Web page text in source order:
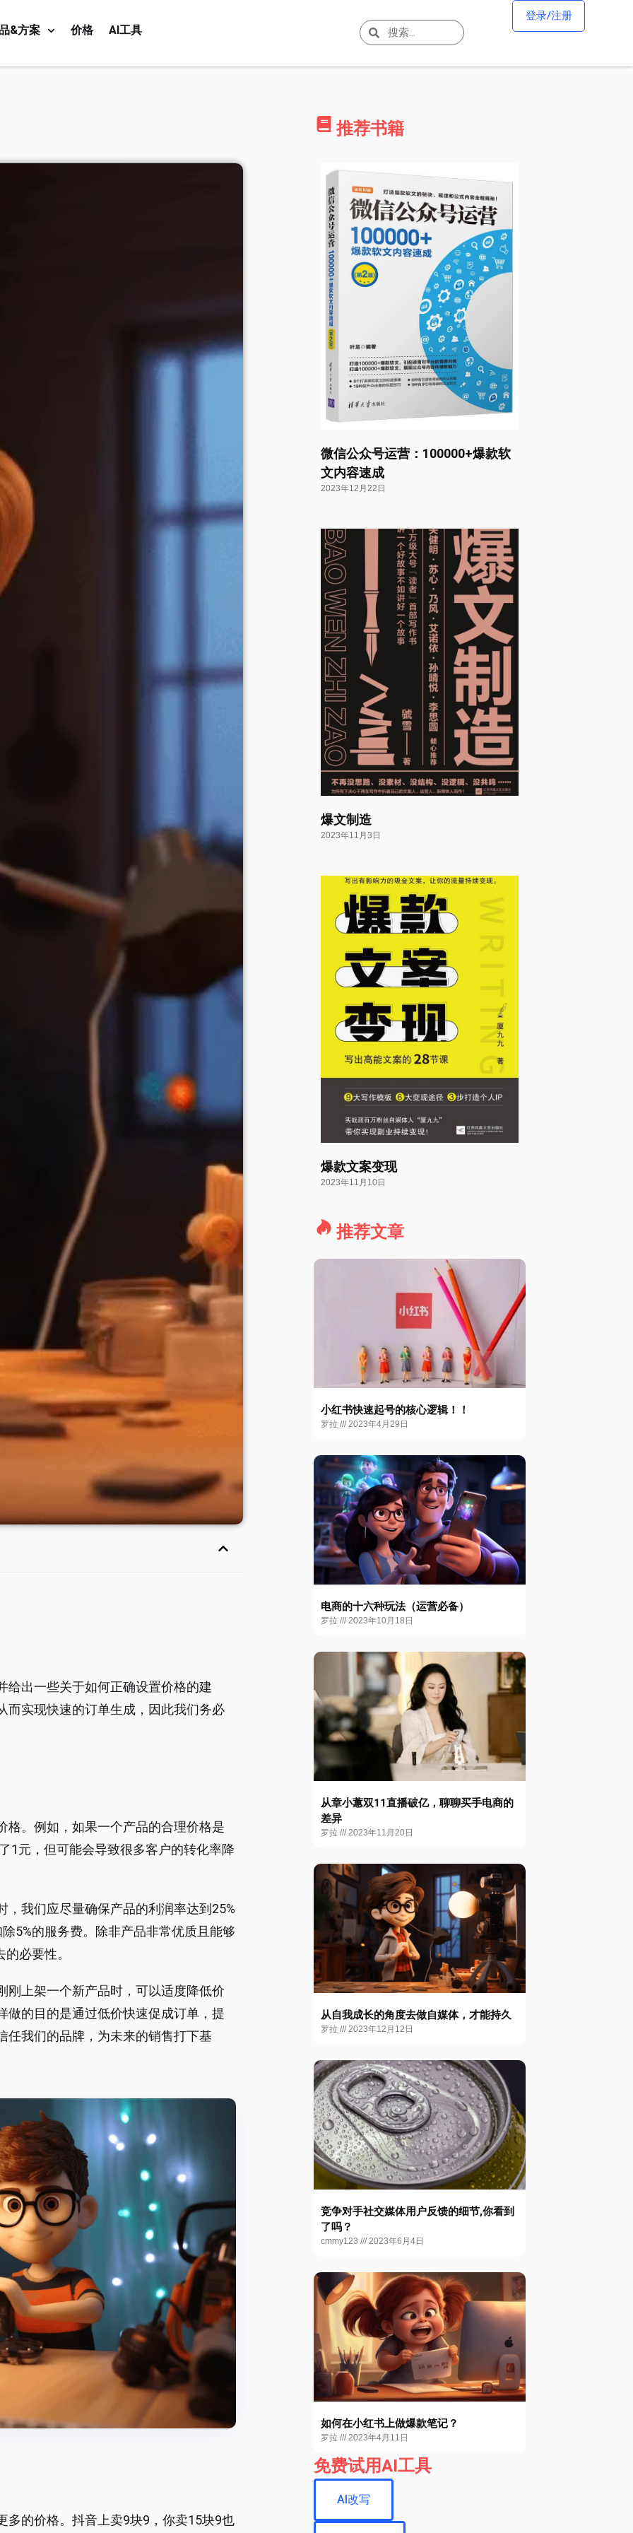
&方案 价格 AI工具
登录/注册
给出一些关于如何正确设置价格的建
而实现快速的订单生成，因此我们务必
格。例如，如果一个产品的合理价格是
1元，但可能会导致很多客户的转化率降
我们应尽量确保产品的利润率达到25%
5%的服务费。除非产品非常优质且能够
必要性。
刚上架一个新产品时，可以适度降低价
做的目的是通过低价快速促成订单，提
任我们的品牌，为未来的销售打下基
多的价格。抖音上卖9块9，你卖15块9也
推荐书籍
微信公众号运营：100000+爆款软
文内容速成
2023年12月22日
爆文制造
2023年11月3日
爆款文案变现
2023年11月10日
推荐文章
小红书快速起号的核心逻辑！！
罗拉 2023年4月29日
电商的十六种玩法（运营必备）
罗拉 2023年10月18日
从章小蕙双11直播破亿，聊聊买手电商的
差异
罗拉 2023年11月20日
从自我成长的角度去做自媒体，才能持久
罗拉 2023年12月12日
竞争对手社交媒体用户反馈的细节,你看到
了吗？
cmmy123 2023年6月4日
如何在小红书上做爆款笔记？
罗拉 2023年4月11日
免费试用AI工具
AI改写